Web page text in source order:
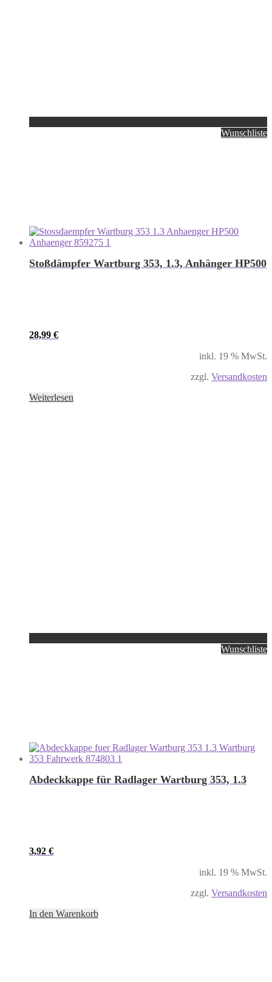
Wunschliste
Stoßdämpfer Wartburg 353, 1.3, Anhänger HP500
28,99 €
inkl. 19 % MwSt.
zzgl. Versandkosten
Weiterlesen
Wunschliste
Abdeckkappe für Radlager Wartburg 353, 1.3
3,92 €
inkl. 19 % MwSt.
zzgl. Versandkosten
In den Warenkorb